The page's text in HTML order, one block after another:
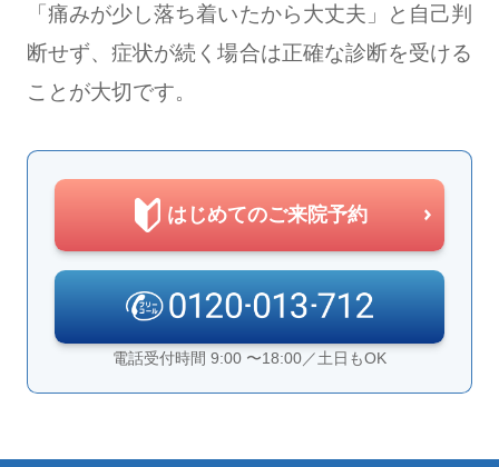
「痛みが少し落ち着いたから大丈夫」と自己判
断せず、症状が続く場合は正確な診断を受ける
ことが大切です。
はじめてのご来院予約
電話受付時間 9:00 〜18:00／土日もOK